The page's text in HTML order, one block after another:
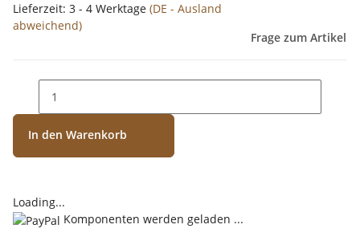
Lieferzeit: 3 - 4 Werktage (DE - Ausland
abweichend)
Frage zum Artikel
In den Warenkorb
Loading...
Komponenten werden geladen ...